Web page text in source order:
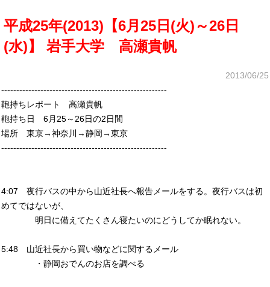
平成25年(2013)【6月25日(火)～26日
(水)】 岩手大学 高瀬貴帆
2013/06/25
-------------------------------------------------------
鞄持ちレポート 高瀬貴帆
鞄持ち日 6月25～26日の2日間
場所 東京→神奈川→静岡→東京
-------------------------------------------------------
4:07 夜行バスの中から山近社長へ報告メールをする。夜行バスは初
めてではないが、
明日に備えてたくさん寝たいのにどうしてか眠れない。
5:48 山近社長から買い物などに関するメール
・静岡おでんのお店を調べる